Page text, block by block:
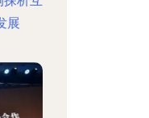
展